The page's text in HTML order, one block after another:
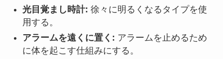
光目覚まし時計: 徐々に明るくなるタイプを使
用する。
アラームを遠くに置く: アラームを止めるため
に体を起こす仕組みにする。